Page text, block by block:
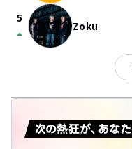
5
arrow_drop_up Zoku